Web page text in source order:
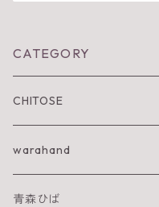
CATEGORY
CHITOSE
IWA KI SUN
SHIRAKAMI sanchi
warahand
青森ひば